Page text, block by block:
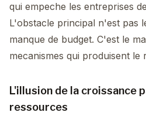
qui empeche les entreprises
L'obstacle principal n'est pas
manque de budget. C'est le
mecanismes qui produisent le
L'illusion de la croissance
ressources